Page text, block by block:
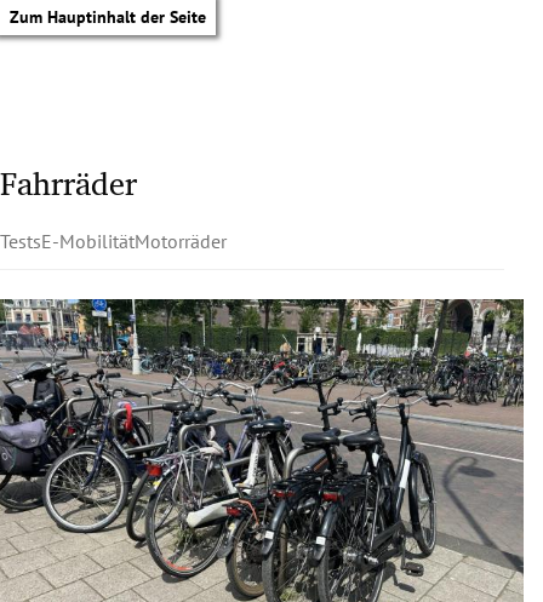
Zum Hauptinhalt der Seite
Untermenü
Untermenü
Fahrräder
TestsE-MobilitätMotorräder